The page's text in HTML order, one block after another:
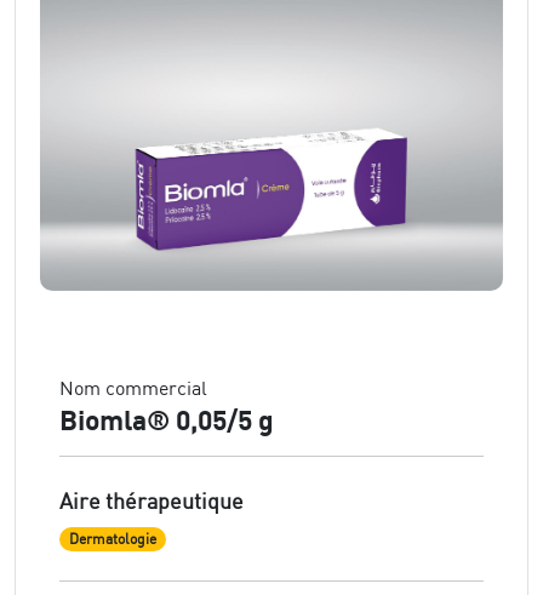
Nom commercial
Biomla® 0,05/5 g
Aire thérapeutique
Dermatologie